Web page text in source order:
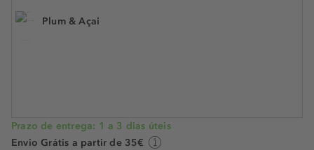
Plum & Açai
Prazo de entrega: 1 a 3 dias úteis
Envio Grátis a partir de 35€